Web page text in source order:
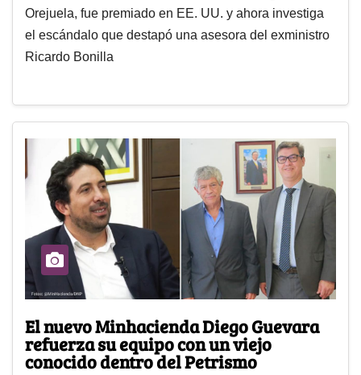
Orejuela, fue premiado en EE. UU. y ahora investiga
el escándalo que destapó una asesora del exministro
Ricardo Bonilla
El nuevo Minhacienda Diego Guevara
refuerza su equipo con un viejo
conocido dentro del Petrismo